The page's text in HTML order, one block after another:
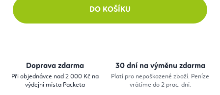
DO KOŠÍKU
Doprava zdarma
Při objednávce nad 2 000 Kč na
výdejní místa Packeta
30 dní na výměnu zdarma
Platí pro nepoškozené zboží. Peníze
vrátíme do 2 prac. dní.